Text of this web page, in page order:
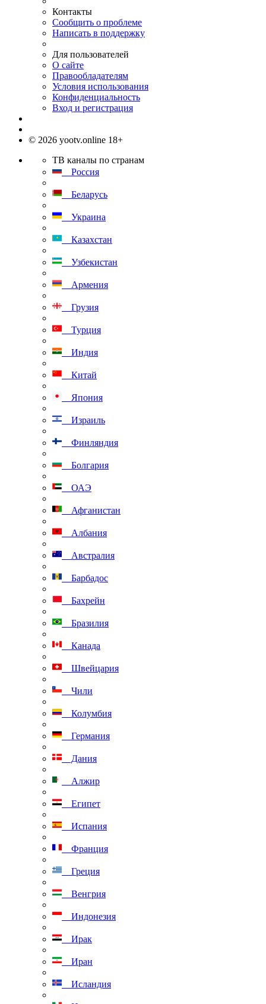
Контакты
Сообщить о проблеме
Написать в поддержку
Для пользователей
О сайте
Правообладателям
Условия использования
Конфиденциальность
Вход и регистрация
© 2026 yootv.online 18+
ТВ каналы по странам
Россия
Беларусь
Украина
Казахстан
Узбекистан
Армения
Грузия
Турция
Индия
Китай
Япония
Израиль
Финляндия
Болгария
ОАЭ
Афганистан
Албания
Австралия
Барбадос
Бахрейн
Бразилия
Канада
Швейцария
Чили
Колумбия
Германия
Дания
Алжир
Египет
Испания
Франция
Греция
Венгрия
Индонезия
Ирак
Иран
Исландия